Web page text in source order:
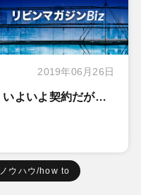
2019年06月26日
いよいよ契約だが…
ノウハウ/how to